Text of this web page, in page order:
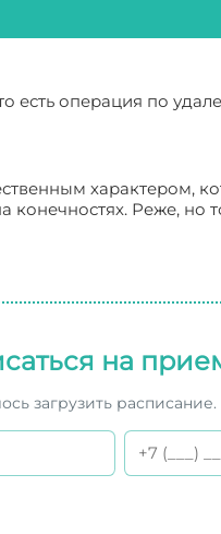
есть операция по
характером,
конечностях. Реже, но
на
загрузить расписание.